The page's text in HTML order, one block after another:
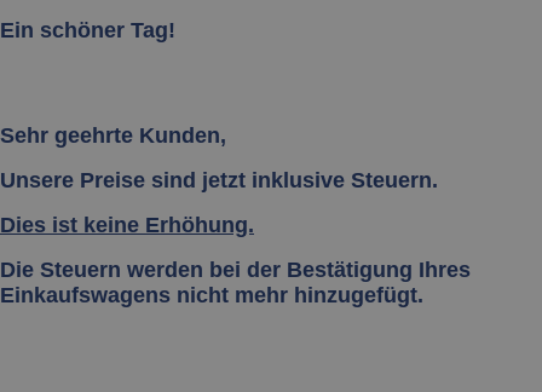
Ein schöner Tag!
Sehr geehrte Kunden,
Unsere Preise sind jetzt inklusive Steuern.
Dies ist keine Erhöhung.
Die Steuern werden bei der Bestätigung Ihres
Einkaufswagens nicht mehr hinzugefügt.